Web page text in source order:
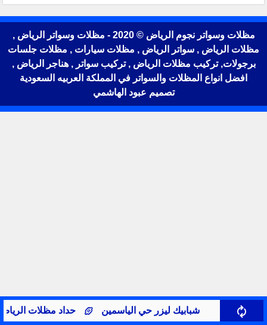
شبابيك ليزر حي الياسمين حداد مظلات الرياض
مظلات وسواتر نجوم الرياض © 2020 - مظلات وسواتر الرياض ,
مظلات الرياض , سواتر الرياض , مظلات سيارات , مظلات جلسات
برجولات, تركيب مظلات الرياض , تركيب سواتر , هناجر الرياض ,
افضل انواع المظلات والسواتر في المملكة العربيه السعودية
تصميم عبود الهاشمي